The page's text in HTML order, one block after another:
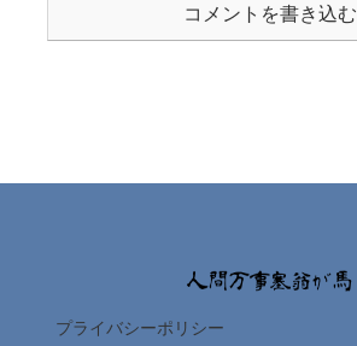
コメントを書き込む
プライバシーポリシー